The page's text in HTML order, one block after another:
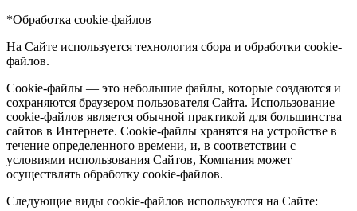
*Обработка cookie-файлов
На Сайте используется технология сбора и обработки cookie-
файлов.
Cookie-файлы — это небольшие файлы, которые создаются и
сохраняются браузером пользователя Сайта. Использование
cookie-файлов является обычной практикой для большинства
сайтов в Интернете. Cookie-файлы хранятся на устройстве в
течение определенного времени, и, в соответствии с
условиями использования Сайтов, Компания может
осуществлять обработку cookie-файлов.
Следующие виды cookie-файлов используются на Сайте: